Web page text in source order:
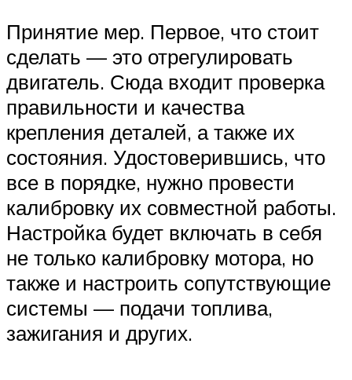
Принятие мер. Первое, что стоит
сделать — это отрегулировать
двигатель. Сюда входит проверка
правильности и качества
крепления деталей, а также их
состояния. Удостоверившись, что
все в порядке, нужно провести
калибровку их совместной работы.
Настройка будет включать в себя
не только калибровку мотора, но
также и настроить сопутствующие
системы — подачи топлива,
зажигания и других.